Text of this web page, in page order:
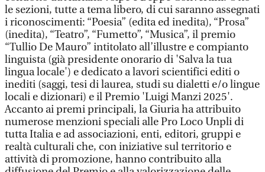
le sezioni, tutte a tema libero, di cui saranno assegnati
i riconoscimenti: “Poesia” (edita ed inedita), “Prosa”
(inedita), “Teatro”, “Fumetto”, “Musica”, il premio
“Tullio De Mauro” intitolato all’illustre e compianto
linguista (già presidente onorario di 'Salva la tua
lingua locale') e dedicato a lavori scientifici editi o
inediti (saggi, tesi di laurea, studi su dialetti e/o lingue
locali e dizionari) e il Premio 'Luigi Manzi 2025'.
Accanto ai premi principali, la Giuria ha attribuito
numerose menzioni speciali alle Pro Loco Unpli di
tutta Italia e ad associazioni, enti, editori, gruppi e
realtà culturali che, con iniziative sul territorio e
attività di promozione, hanno contribuito alla